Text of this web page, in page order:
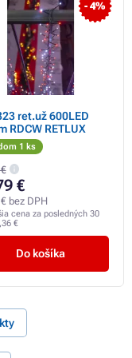
- 4%
ret.už 600LED
RDCW RETLUX
1 ks
€
bez DPH
cena za posledných 30
€
Do košíka